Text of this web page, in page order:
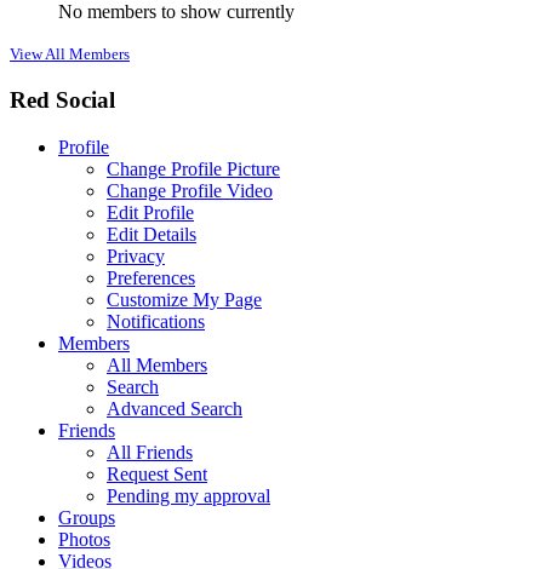
No members to show currently
View All Members
Red Social
Profile
Change Profile Picture
Change Profile Video
Edit Profile
Edit Details
Privacy
Preferences
Customize My Page
Notifications
Members
All Members
Search
Advanced Search
Friends
All Friends
Request Sent
Pending my approval
Groups
Photos
Videos